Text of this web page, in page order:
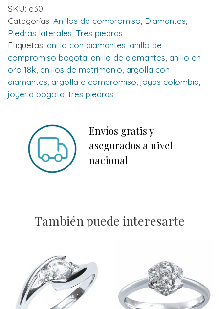
SKU: e30
Categorías: Anillos de compromiso Diamantes
Piedras laterales Tres piedras
Etiquetas: anillo con diamantes anillo de
compromiso bogota anillo de diamantes anillo en
oro 18k anillos de matrimonio argolla con
diamantes argolla e compromiso joyas colombia
joyeria bogota tres piedras
Envíos gratis y
asegurados a nivel
nacional
También puede interesarte